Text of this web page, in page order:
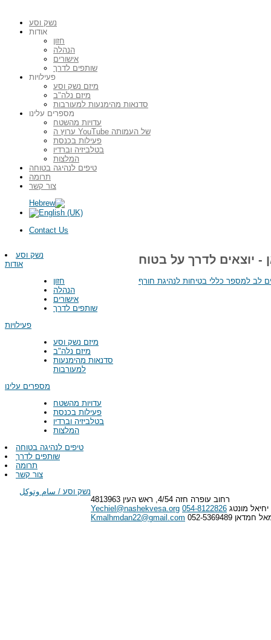
נשק וסע
אודות
חזון
הנהלה
אישורים
שותפים לדרך
פעילויות
מיזם נשק וסע
מיזם נלה"ב
סדנאות מהימנעות למעורבות
מספרים עלינו
עדויות מהשטח
ערוץ ה YouTube של העמותה
פעילות בכנסת
בטלביזיה וברדיו
המלצות
טיפים לנהיגה בטוחה
תרומה
צור קשר
Contact Us
נשק וסע
אודות
חזון
הנהלה
אישורים
שותפים לדרך
פעילויות
מיזם נשק וסע
מיזם נלה"ב
סדנאות מהימנעות
למעורבות
מספרים עלינו
עדויות מהשטח
פעילות בכנסת
בטלביזיה וברדיו
המלצות
טיפים לנהיגה בטוחה
שותפים לדרך
תרומה
צור קשר
נשק וסע / سام وتوكل
רחוב עופרה חזה 4/54, ראש העין 4813963
מונטג 054-8122826
Yechiel@nashekvesa.org
חמדאן 052-5369489
Kmalhmdan22@gmail.com